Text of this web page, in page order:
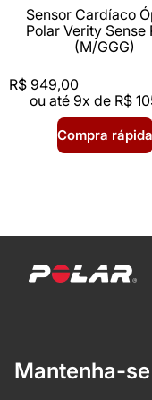
Sensor Cardíaco
Polar Verity Sense
(M/GGG)
R$ 949,00
ou até 9x de R$
Compra rápida
Mantenha-